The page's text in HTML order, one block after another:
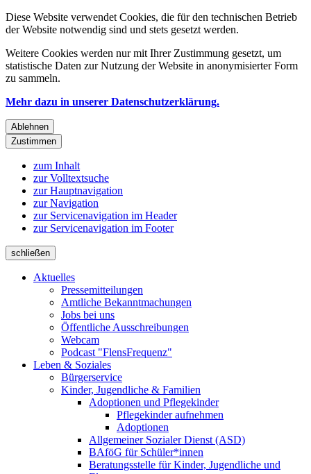
Diese Website verwendet Cookies, die für den technischen Betrieb
der Website notwendig sind und stets gesetzt werden.
Weitere Cookies werden nur mit Ihrer Zustimmung gesetzt, um
statistische Daten zur Nutzung der Website in anonymisierter Form
zu sammeln.
Mehr dazu in unserer Datenschutzerklärung.
Ablehnen
Zustimmen
zum Inhalt
zur Volltextsuche
zur Hauptnavigation
zur Navigation
zur Servicenavigation im Header
zur Servicenavigation im Footer
schließen
Aktuelles
Pressemitteilungen
Amtliche Bekanntmachungen
Jobs bei uns
Öffentliche Ausschreibungen
Webcam
Podcast "FlensFrequenz"
Leben & Soziales
Bürgerservice
Kinder, Jugendliche & Familien
Adoptionen und Pflegekinder
Pflegekinder aufnehmen
Adoptionen
Allgemeiner Sozialer Dienst (ASD)
BAföG für Schüler*innen
Beratungsstelle für Kinder, Jugendliche und